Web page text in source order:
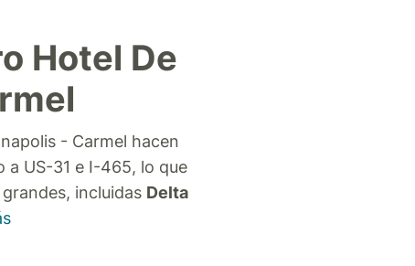
Hotel De
- Carmel hacen
a US-31 e I-465, lo que
incluidas Delta